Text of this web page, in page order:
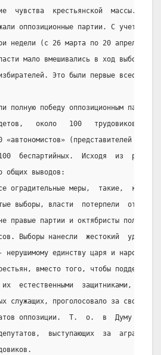
чувства  крестьянской  массы.  В
оппозиционные партии. С учетом
недели (с 26 марта по 20 апреля
мало вмешивались в ход выборов;
Это были первые всеобщие
полную победу оппозиционным
около   100   трудовиков,   15
«автономистов» (представителей
беспартийных.  Исходя  из
общих выводов:
оградительные меры,  такие,  как
выборы, власти  потерпели
правые партии и октябристы получили
Выборы нанесли  жестокий  удар
нерушимому единству царя и народа.
вместо того, чтобы
естественными  защитниками,
служащих, проголосовало за своих
оппозиции.  Т.  о.  в  Думу  были
выступающих  за  аграрные